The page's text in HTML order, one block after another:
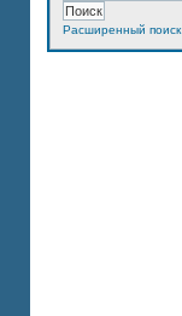
Расширенный поиск